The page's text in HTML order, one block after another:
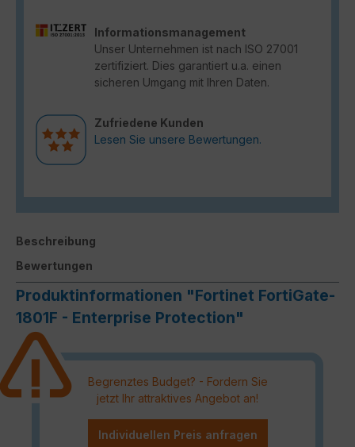
Informationsmanagement
Unser Unternehmen ist nach ISO 27001
zertifiziert. Dies garantiert u.a. einen
sicheren Umgang mit Ihren Daten.
Zufriedene Kunden
Lesen Sie unsere Bewertungen.
Beschreibung
Bewertungen
Produktinformationen "Fortinet FortiGate-
1801F - Enterprise Protection"
Begrenztes Budget? - Fordern Sie
jetzt Ihr attraktives Angebot an!
Individuellen Preis anfragen